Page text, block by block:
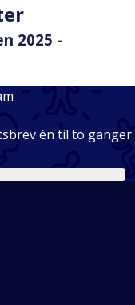
2025 -
én til to ganger